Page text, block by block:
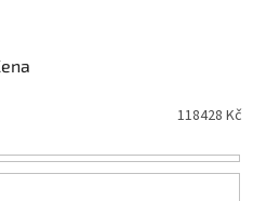
118428 Kč